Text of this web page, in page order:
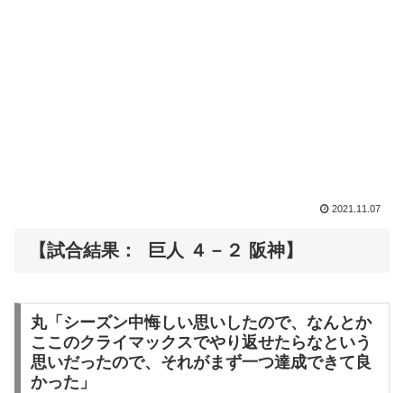
2021.11.07
【試合結果： 巨人 ４－２ 阪神】
丸「シーズン中悔しい思いしたので、なんとか
ここのクライマックスでやり返せたらなという
思いだったので、それがまず一つ達成できて良
かった」